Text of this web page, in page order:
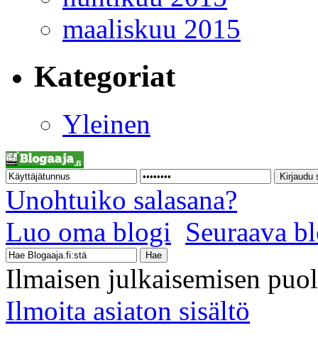
maaliskuu 2015
Kategoriat
Yleinen
Unohtuiko salasana?
Luo oma blogi Seuraava
Ilmaisen julkaisemisen
Ilmoita asiaton sisältö